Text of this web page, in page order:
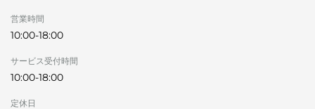
営業時間
10:00-18:00
サービス受付時間
10:00-18:00
定休日